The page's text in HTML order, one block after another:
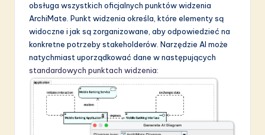
obsługa wszystkich oficjalnych punktów widzenia
ArchiMate. Punkt widzenia określa, które elementy są
widoczne i jak są zorganizowane, aby odpowiedzieć na
konkretne potrzeby stakeholderów. Narzędzie AI może
natychmiast uporządkować dane w następujących
standardowych punktach widzenia: